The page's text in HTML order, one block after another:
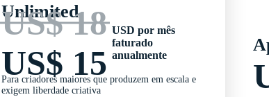
Unlimited
US$ 18
US$ 15
USD por mês
faturado
anualmente
Para criadores maiores que produzem em escala e
exigem liberdade criativa